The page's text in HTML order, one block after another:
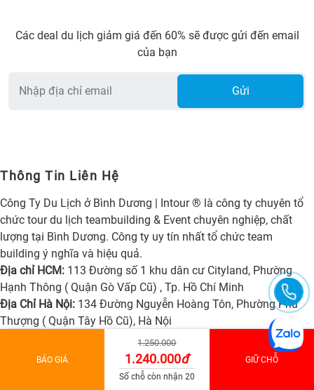
BÁO GIÁ
1.250.000
1.240.000đ
Số chỗ còn nhận 20
GIỮ CHỖ
Các deal du lịch giảm giá đến 60% sẽ được gửi đến email
của bạn
Gửi
Thông Tin Liên Hệ
Công Ty Du Lịch ở Bình Dương | Intour ® là công ty chuyên tổ
chức tour du lịch teambuilding & Event chuyên nghiệp, chất
lượng tại Bình Dương. Công ty uy tín nhất tổ chức team
building ý nghĩa và hiệu quả.
Địa chỉ HCM: 113 Đường số 1 khu dân cư Cityland, Phường
Hạnh Thông ( Quận Gò Vấp Cũ) , Tp. Hồ Chí Minh
Địa Chỉ Hà Nội: 134 Đường Nguyễn Hoàng Tôn, Phường Phú
Thượng ( Quận Tây Hồ Cũ), Hà Nội
3 Đường Lê Đại Hành, Phường Xuân Hương
(Phường 1 Cũ), Đà Lạt, Lâm Đồng